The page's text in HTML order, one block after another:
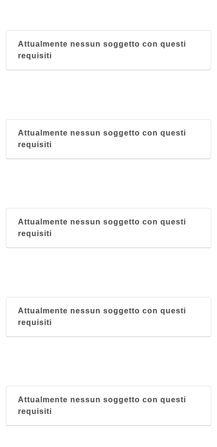
Attualmente nessun soggetto con questi
requisiti
Attualmente nessun soggetto con questi
requisiti
Attualmente nessun soggetto con questi
requisiti
Attualmente nessun soggetto con questi
requisiti
Attualmente nessun soggetto con questi
requisiti